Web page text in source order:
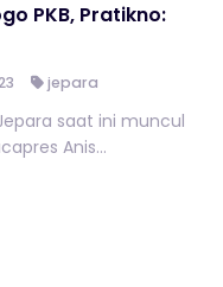
PKB, Pratikno:
jepara
saat ini muncul
Anis...